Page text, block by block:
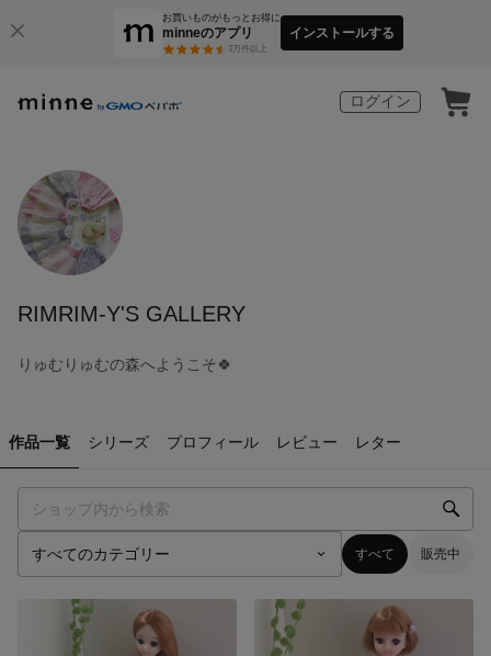
お買いものがもっとお得に
minneのアプリ
3万件以上
インストールする
ログイン
RIMRIM-Y'S GALLERY
りゅむりゅむの森へようこそ🍀
作品一覧 シリーズ プロフィール レビュー レター
すべて 販売中